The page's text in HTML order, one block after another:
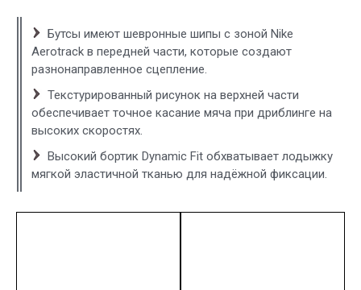
Бутсы имеют шевронные шипы с зоной Nike
Aerotrack в передней части, которые создают
разнонаправленное сцепление.
Текстурированный рисунок на верхней части
обеспечивает точное касание мяча при дриблинге на
высоких скоростях.
Высокий бортик Dynamic Fit обхватывает лодыжку
мягкой эластичной тканью для надёжной фиксации.